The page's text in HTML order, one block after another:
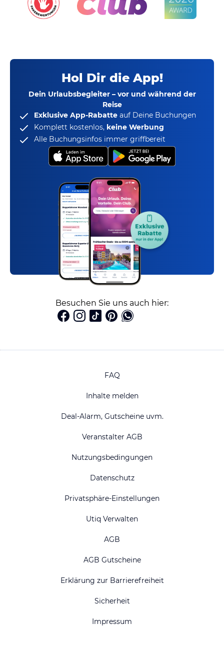
Hol Dir die App!
Dein Urlaubsbegleiter – vor und während der
Reise
Exklusive App-Rabatte auf Deine Buchungen
Komplett kostenlos, keine Werbung
Alle Buchungsinfos immer griffbereit
Besuchen Sie uns auch hier:
FAQ
Inhalte melden
Deal-Alarm, Gutscheine uvm.
Veranstalter AGB
Nutzungsbedingungen
Datenschutz
Privatsphäre-Einstellungen
Utiq Verwalten
AGB
AGB Gutscheine
Erklärung zur Barrierefreiheit
Sicherheit
Impressum